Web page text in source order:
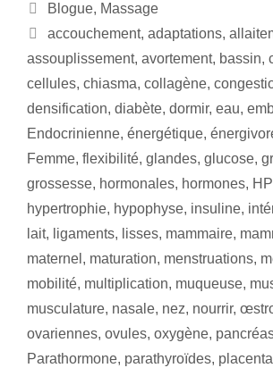
Blogue, Massage
accouchement, adaptations,
assouplissement, avortement, bassin,
cellules, chiasma, collagène,
densification, diabète, dormir, eau,
Endocrinienne, énergétique,
Femme, flexibilité, glandes, glucose,
grossesse, hormonales, hormones,
hypertrophie, hypophyse, insuline,
lait, ligaments, lisses, mammaire,
maternel , maturation, menstruations,
mobilité, multiplication, muqueuse,
musculature, nasale, nez, nourrir,
ovariennes, ovules, oxygène,
Parathormone, parathyroïdes, placenta